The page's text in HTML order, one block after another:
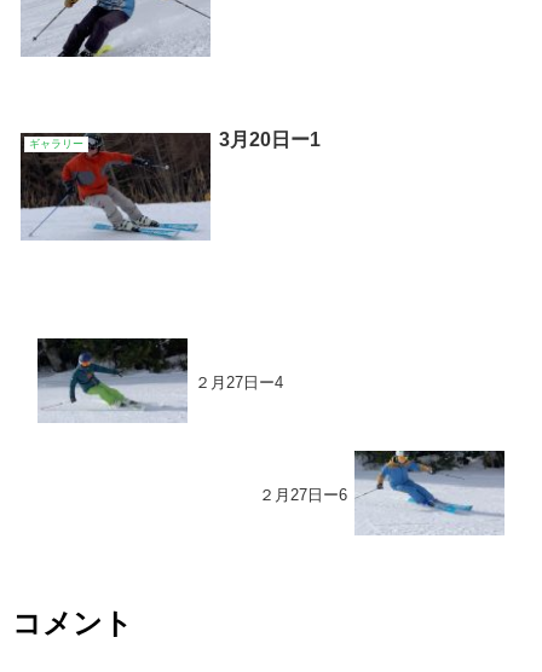
ギャラリー 3月20日ー1
２月27日ー4
２月27日ー6
コメント